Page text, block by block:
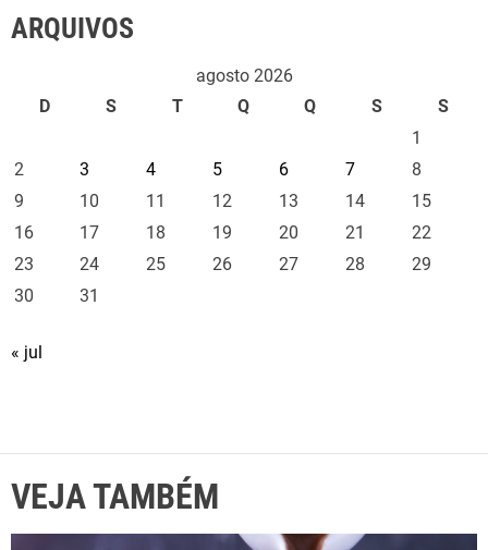
ARQUIVOS
agosto 2026
D
S T Q Q S
S
1
2
3 4 5 6 7
8
9
10 11 12 13 14
15
16
17 18 19 20 21
22
23
24 25 26 27 28
29
30
31
« jul
VEJA TAMBÉM